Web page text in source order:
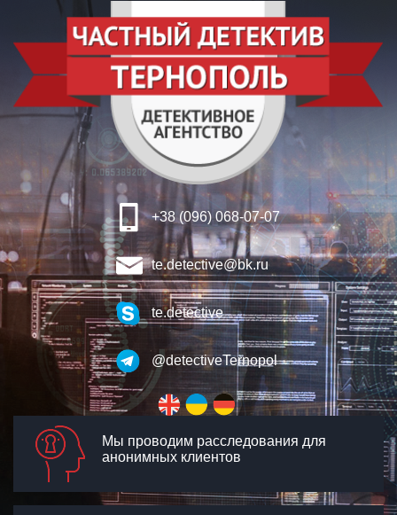
+38 (096) 068-07-07
te.detective@bk.ru
te.detective
@detectiveTernopol
Мы проводим расследования для
анонимных клиентов